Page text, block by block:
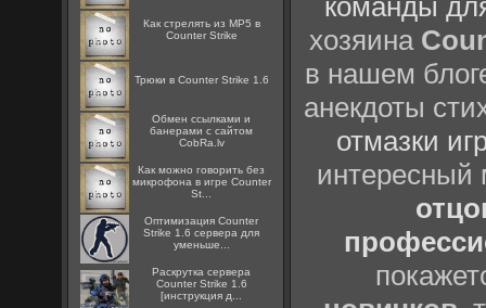
Как стрелять из MP5 в
Counter Strike
Трюки в Counter Strike 1.6
Oбмен ссылками и
банерами с сайтом
CobRa.lv
Как можно говорить без
микрофона в игре Counter
St...
Оптимизация Counter
Strike 1.6 сервера для
уменьше...
Раскрутка сервера
Counter Strike 1.6
[инструкция д...
команды
хозяина
в нашем
анекдоты
отмазки
интересный